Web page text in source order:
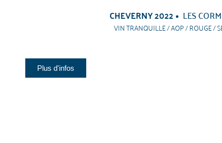
CHEVERNY 2022 LES
VIN TRANQUILLE / AOP / ROUGE /
Plus d'infos